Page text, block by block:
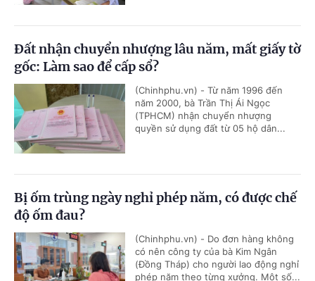
Đất nhận chuyển nhượng lâu năm, mất giấy tờ
gốc: Làm sao để cấp sổ?
(Chinhphu.vn) - Từ năm 1996 đến
năm 2000, bà Trần Thị Ái Ngọc
(TPHCM) nhận chuyển nhượng
quyền sử dụng đất từ 05 hộ dân...
Bị ốm trùng ngày nghỉ phép năm, có được chế
độ ốm đau?
(Chinhphu.vn) - Do đơn hàng không
có nên công ty của bà Kim Ngân
(Đồng Tháp) cho người lao động nghỉ
phép năm theo từng xưởng. Một số...